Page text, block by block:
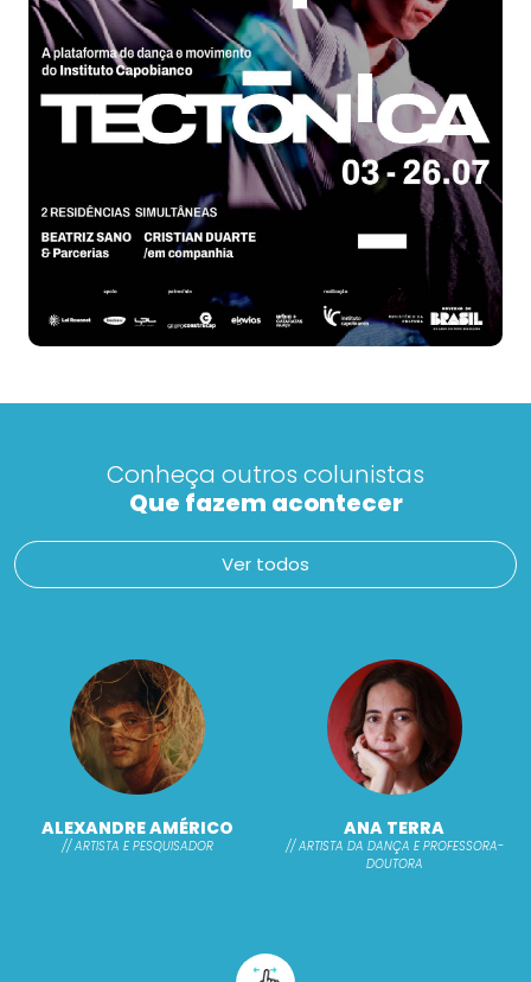
Conheça outros colunistas
Que fazem acontecer
Ver todos
ALEXANDRE AMÉRICO
// ARTISTA E PESQUISADOR
ANA TERRA
// ARTISTA DA DANÇA E PROFESSORA-
DOUTORA